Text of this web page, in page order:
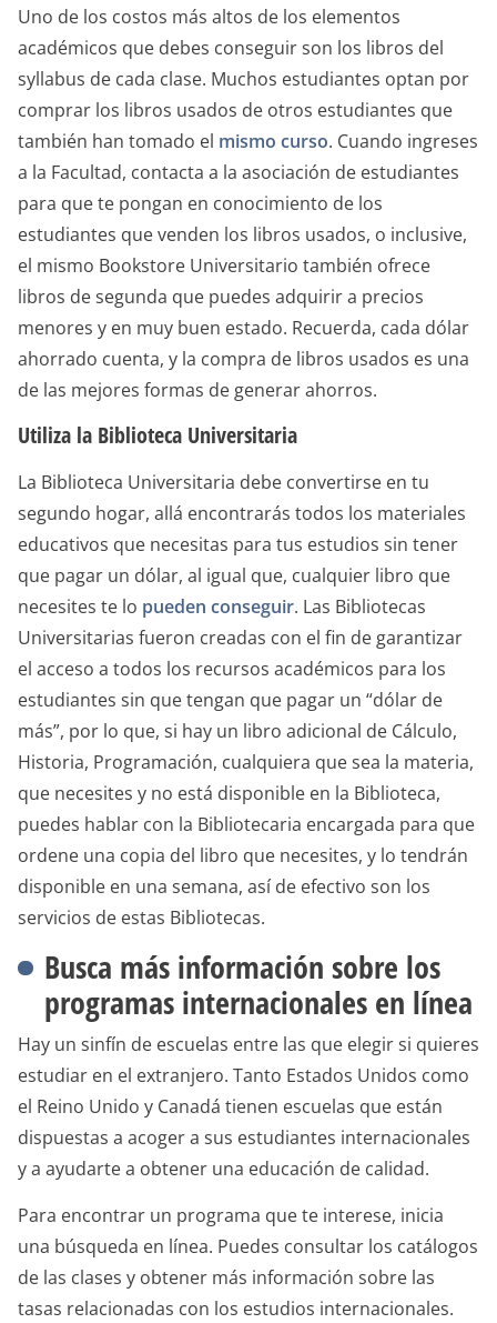
Uno de los costos más altos de los elementos
académicos que debes conseguir son los libros del
syllabus de cada clase. Muchos estudiantes optan por
comprar los libros usados de otros estudiantes que
también han tomado el mismo curso. Cuando ingreses
a la Facultad, contacta a la asociación de estudiantes
para que te pongan en conocimiento de los
estudiantes que venden los libros usados, o inclusive,
el mismo Bookstore Universitario también ofrece
libros de segunda que puedes adquirir a precios
menores y en muy buen estado. Recuerda, cada dólar
ahorrado cuenta, y la compra de libros usados es una
de las mejores formas de generar ahorros.
Utiliza la Biblioteca Universitaria
La Biblioteca Universitaria debe convertirse en tu
segundo hogar, allá encontrarás todos los materiales
educativos que necesitas para tus estudios sin tener
que pagar un dólar, al igual que, cualquier libro que
necesites te lo pueden conseguir. Las Bibliotecas
Universitarias fueron creadas con el fin de garantizar
el acceso a todos los recursos académicos para los
estudiantes sin que tengan que pagar un “dólar de
más”, por lo que, si hay un libro adicional de Cálculo,
Historia, Programación, cualquiera que sea la materia,
que necesites y no está disponible en la Biblioteca,
puedes hablar con la Bibliotecaria encargada para que
ordene una copia del libro que necesites, y lo tendrán
disponible en una semana, así de efectivo son los
servicios de estas Bibliotecas.
Busca más información sobre los
programas internacionales en línea
Hay un sinfín de escuelas entre las que elegir si quieres
estudiar en el extranjero. Tanto Estados Unidos como
el Reino Unido y Canadá tienen escuelas que están
dispuestas a acoger a sus estudiantes internacionales
y a ayudarte a obtener una educación de calidad.
Para encontrar un programa que te interese, inicia
una búsqueda en línea. Puedes consultar los catálogos
de las clases y obtener más información sobre las
tasas relacionadas con los estudios internacionales.